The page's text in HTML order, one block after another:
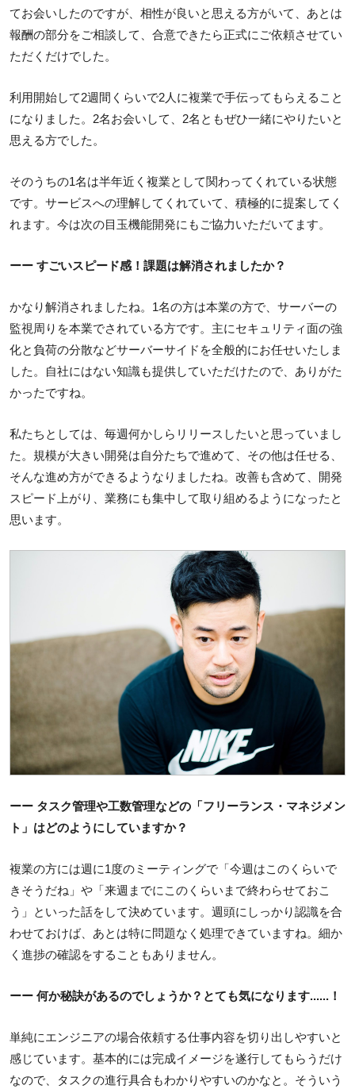
てお会いしたのですが、相性が良いと思える方がいて、あとは
報酬の部分をご相談して、合意できたら正式にご依頼させてい
ただくだけでした。
利用開始して2週間くらいで2人に複業で手伝ってもらえること
になりました。2名お会いして、2名ともぜひ一緒にやりたいと
思える方でした。
そのうちの1名は半年近く複業として関わってくれている状態
です。サービスへの理解してくれていて、積極的に提案してく
れます。今は次の目玉機能開発にもご協力いただいてます。
ーー すごいスピード感！課題は解消されましたか？
かなり解消されましたね。1名の方は本業の方で、サーバーの
監視周りを本業でされている方です。主にセキュリティ面の強
化と負荷の分散などサーバーサイドを全般的にお任せいたしま
した。自社にはない知識も提供していただけたので、ありがた
かったですね。
私たちとしては、毎週何かしらリリースしたいと思っていまし
た。規模が大きい開発は自分たちで進めて、その他は任せる、
そんな進め方ができるようなりましたね。改善も含めて、開発
スピード上がり、業務にも集中して取り組めるようになったと
思います。
ーー タスク管理や工数管理などの「フリーランス・マネジメン
ト」はどのようにしていますか？
複業の方には週に1度のミーティングで「今週はこのくらいで
きそうだね」や「来週までにこのくらいまで終わらせておこ
う」といった話をして決めています。週頭にしっかり認識を合
わせておけば、あとは特に問題なく処理できていますね。細か
く進捗の確認をすることもありません。
ーー 何か秘訣があるのでしょうか？とても気になります......！
単純にエンジニアの場合依頼する仕事内容を切り出しやすいと
感じています。基本的には完成イメージを遂行してもらうだけ
なので、タスクの進行具合もわかりやすいのかなと。そういう